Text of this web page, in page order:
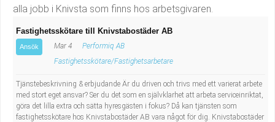
Hotell, restaurang, storhushåll
Hälso- och sjukvård
Industriell tillverkning
Elevassistent
Personlig assistent
Behandlingsassistent/Socialpedagog
alla jobb i Knivsta som finns hos arbetsgivaren.
Fastighetsskötare till Knivstabostäder AB
Ansök Mar 4
Performiq AB
Fastighetsskötare/Fastighetsarbetare
Tjänstebeskrivning & erbjudande Är du driven och trivs med ett varierat arbete
med stort eget ansvar? Ser du det som en självklarhet att arbeta serviceinriktat,
göra det lilla extra och sätta hyresgästen i fokus? Då kan tjänsten som
fastighetsskötare hos Knivstabostäder AB vara något för dig. Knivstabostäder